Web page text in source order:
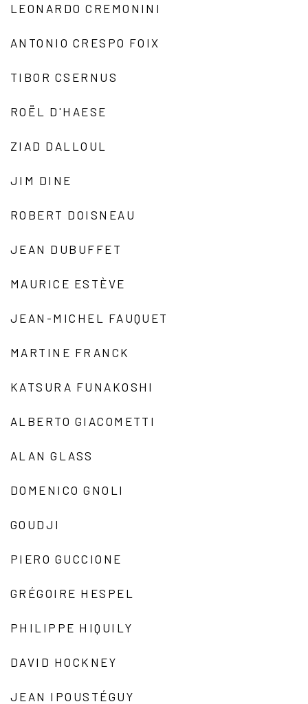
LEONARDO CREMONINI
ANTONIO CRESPO FOIX
TIBOR CSERNUS
ROËL D'HAESE
ZIAD DALLOUL
JIM DINE
ROBERT DOISNEAU
JEAN DUBUFFET
MAURICE ESTÈVE
JEAN-MICHEL FAUQUET
MARTINE FRANCK
KATSURA FUNAKOSHI
ALBERTO GIACOMETTI
ALAN GLASS
DOMENICO GNOLI
GOUDJI
PIERO GUCCIONE
GRÉGOIRE HESPEL
PHILIPPE HIQUILY
DAVID HOCKNEY
JEAN IPOUSTÉGUY